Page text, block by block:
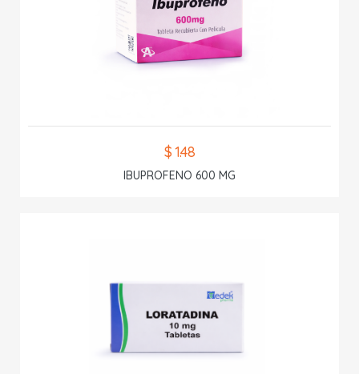
$ 1.48
IBUPROFENO 600 MG